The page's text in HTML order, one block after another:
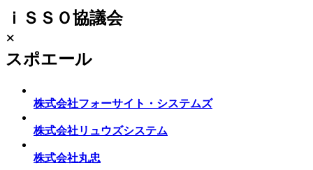
ｉＳＳＯ協議会
×
スポエール
株式会社フォーサイト・システムズ
株式会社リュウズシステム
株式会社丸忠